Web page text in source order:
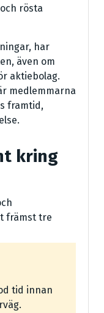
rösta
har
även om
aktiebolag.
medlemmarna
framtid,
kring
främst tre
tid innan